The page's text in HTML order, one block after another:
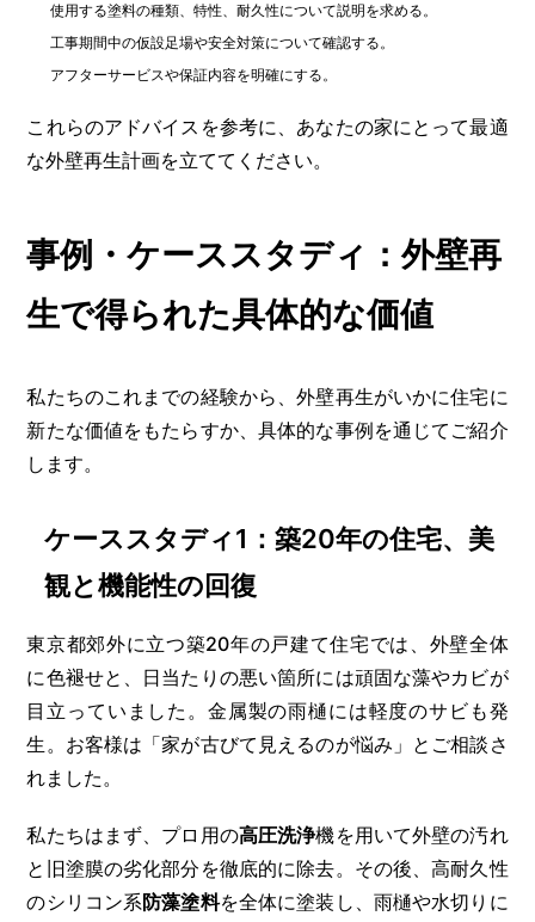
使用する塗料の種類、特性、耐久性について説明を求める。
工事期間中の仮設足場や安全対策について確認する。
アフターサービスや保証内容を明確にする。
これらのアドバイスを参考に、あなたの家にとって最適
な外壁再生計画を立ててください。
事例・ケーススタディ：外壁再
生で得られた具体的な価値
私たちのこれまでの経験から、外壁再生がいかに住宅に
新たな価値をもたらすか、具体的な事例を通じてご紹介
します。
ケーススタディ1：築20年の住宅、美
観と機能性の回復
東京都郊外に立つ築20年の戸建て住宅では、外壁全体
に色褪せと、日当たりの悪い箇所には頑固な藻やカビが
目立っていました。金属製の雨樋には軽度のサビも発
生。お客様は「家が古びて見えるのが悩み」とご相談さ
れました。
私たちはまず、プロ用の高圧洗浄機を用いて外壁の汚れ
と旧塗膜の劣化部分を徹底的に除去。その後、高耐久性
のシリコン系防藻塗料を全体に塗装し、雨樋や水切りに